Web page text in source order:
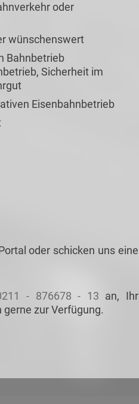
oder
wünschenswert
Bahnbetrieb
Sicherheit im
Eisenbahnbetrieb
oder schicken uns eine
- 876678 - 13 an, Ihr
zur Verfügung.